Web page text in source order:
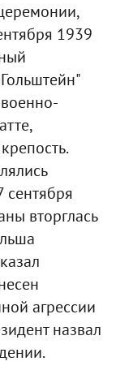
1939
сентября
вторглась
агрессии
назвал